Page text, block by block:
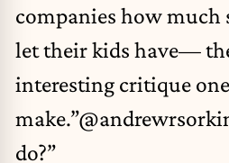
companies how much
let their kids have—
interesting critique
make.”
do?”